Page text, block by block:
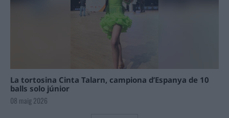
La tortosina Cinta Talarn, campiona d’Espanya de 10
balls solo júnior
08 maig 2026